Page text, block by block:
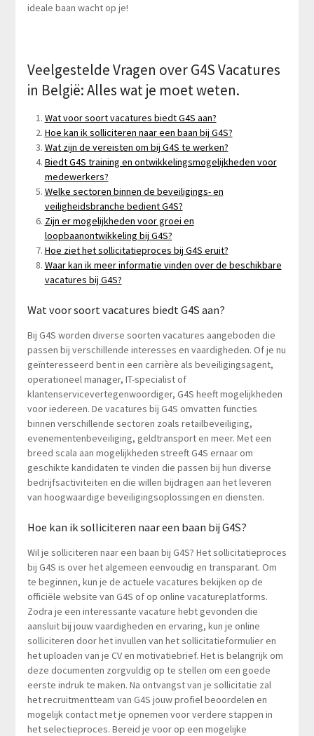
ideale baan wacht op je!
Veelgestelde Vragen over G4S Vacatures
in België: Alles wat je moet weten.
Wat voor soort vacatures biedt G4S aan?
Hoe kan ik solliciteren naar een baan bij G4S?
Wat zijn de vereisten om bij G4S te werken?
Biedt G4S training en ontwikkelingsmogelijkheden voor
medewerkers?
Welke sectoren binnen de beveiligings- en
veiligheidsbranche bedient G4S?
Zijn er mogelijkheden voor groei en
loopbaanontwikkeling bij G4S?
Hoe ziet het sollicitatieproces bij G4S eruit?
Waar kan ik meer informatie vinden over de beschikbare
vacatures bij G4S?
Wat voor soort vacatures biedt G4S aan?
Bij G4S worden diverse soorten vacatures aangeboden die
passen bij verschillende interesses en vaardigheden. Of je nu
geïnteresseerd bent in een carrière als beveiligingsagent,
operationeel manager, IT-specialist of
klantenservicevertegenwoordiger, G4S heeft mogelijkheden
voor iedereen. De vacatures bij G4S omvatten functies
binnen verschillende sectoren zoals retailbeveiliging,
evenementenbeveiliging, geldtransport en meer. Met een
breed scala aan mogelijkheden streeft G4S ernaar om
geschikte kandidaten te vinden die passen bij hun diverse
bedrijfsactiviteiten en die willen bijdragen aan het leveren
van hoogwaardige beveiligingsoplossingen en diensten.
Hoe kan ik solliciteren naar een baan bij G4S?
Wil je solliciteren naar een baan bij G4S? Het sollicitatieproces
bij G4S is over het algemeen eenvoudig en transparant. Om
te beginnen, kun je de actuele vacatures bekijken op de
officiële website van G4S of op online vacatureplatforms.
Zodra je een interessante vacature hebt gevonden die
aansluit bij jouw vaardigheden en ervaring, kun je online
solliciteren door het invullen van het sollicitatieformulier en
het uploaden van je CV en motivatiebrief. Het is belangrijk om
deze documenten zorgvuldig op te stellen om een goede
eerste indruk te maken. Na ontvangst van je sollicitatie zal
het recruitmentteam van G4S jouw profiel beoordelen en
mogelijk contact met je opnemen voor verdere stappen in
het selectieproces. Bereid je voor op een mogelijke